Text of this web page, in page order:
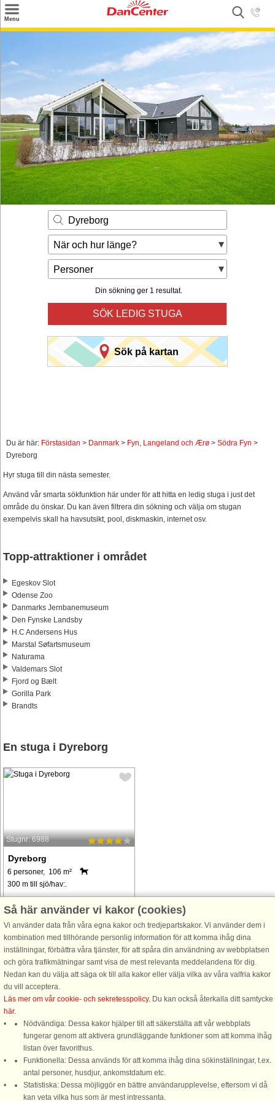
Menu
Service
Kontakt
Husägare
Dyreborg
När och hur länge?
Personer
Din sökning ger 1 resultat.
SÖK LEDIG STUGA
Sök på kartan
Du är här: Förstasidan > Danmark > Fyn, Langeland och Ærø > Södra Fyn >
Dyreborg
Hyr stuga till din nästa semester.
Använd vår smarta sökfunktion här under för att hitta en ledig stuga i just det
område du önskar. Du kan även filtrera din sökning och välja om stugan
exempelvis skall ha havsutsikt, pool, diskmaskin, internet osv.
Topp-attraktioner i området
Egeskov Slot
Odense Zoo
Danmarks Jernbanemuseum
Den Fynske Landsby
H.C Andersens Hus
Marstal Søfartsmuseum
Naturama
Valdemars Slot
Fjord og Bælt
Gorilla Park
Brandts
En stuga i Dyreborg
Stugnr: 6988
Dyreborg
6 personer, 106 m²
300 m till sjö/hav:.
I Dyreborg tæt ved Faaborg ligger
dette sommerhus med spabad. Fra
opholdsstuen kan I se til vandet, som
kun ligger ca. 300 m fra huset.
Sommerhuset er indrettet med tre
soveværelser og et dejlig stort ...
från 6.760 SEK
DanCenter A/S - Kronprinsensgade 3, 2. - 1114 København K - Danmark
Tel.: +45 70 13 00 00 - Fax.: +45 70 13 70 70 - Bank: Danske Bank/Stockholm
Så här använder vi kakor (cookies)
Vi använder data från våra egna kakor och tredjepartskakor. Vi använder dem i
kombination med tillhörande personlig information för att komma ihåg dina
inställningar, förbättra våra tjänster, för att spåra din användning av webbplatsen
och göra trafikmätningar samt visa de mest relevanta meddelandena för dig.
Nedan kan du välja att säga ok till alla kakor eller välja vilka av våra valfria kakor
du vill acceptera.
Läs mer om vår cookie- och sekretesspolicy. Du kan också återkalla ditt samtycke
här.
Nödvändiga: Dessa kakor hjälper till att säkerställa att vår webbplats
fungerar genom att aktivera grundläggande funktioner som att komma ihåg
listan över favorithus.
Funktionella: Dessa används för att komma ihåg dina sökinställningar, t.ex.
antal personer, husdjur, ankomstdatum etc.
Statistiska: Dessa möjliggör en bättre användarupplevelse, eftersom vi då
kan veta vilka hus som är mest intressanta.